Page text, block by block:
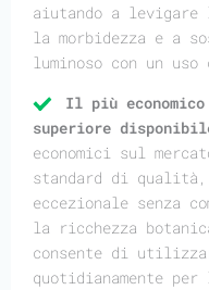
aiutando a
la morbidezza e a
luminoso con un uso
Il più
superiore
economici sul
standard di qualità,
eccezionale senza
la ricchezza
consente di
quotidianamente